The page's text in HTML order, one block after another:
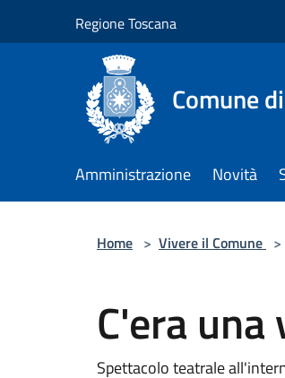
Regione Toscana
Comune
Amministrazione Novità
Home > Vivere il Comune >
C'era
Spettacolo teatrale